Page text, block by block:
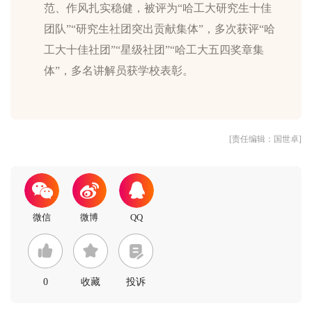
范、作风扎实稳健，被评为“哈工大研究生十佳
团队”“研究生社团突出贡献集体”，多次获评“哈
工大十佳社团”“星级社团”“哈工大五四奖章集
体”，多名讲解员获学校表彰。
[责任编辑：国世卓]
0 收藏 投诉